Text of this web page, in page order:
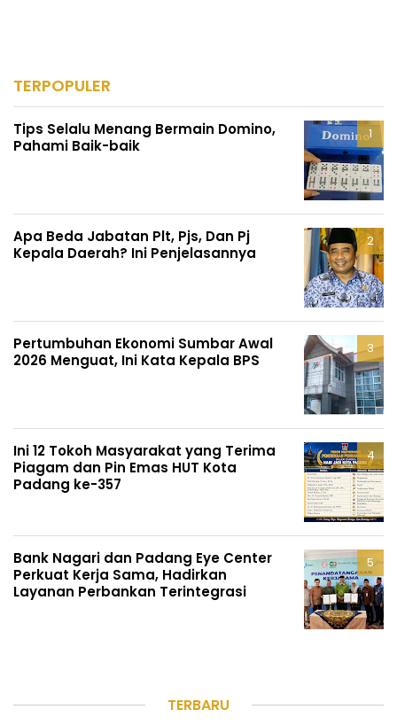
TERPOPULER
Tips Selalu Menang Bermain Domino,
Pahami Baik-baik
Apa Beda Jabatan Plt, Pjs, Dan Pj
Kepala Daerah? Ini Penjelasannya
Pertumbuhan Ekonomi Sumbar Awal
2026 Menguat, Ini Kata Kepala BPS
Ini 12 Tokoh Masyarakat yang Terima
Piagam dan Pin Emas HUT Kota
Padang ke-357
Bank Nagari dan Padang Eye Center
Perkuat Kerja Sama, Hadirkan
Layanan Perbankan Terintegrasi
TERBARU